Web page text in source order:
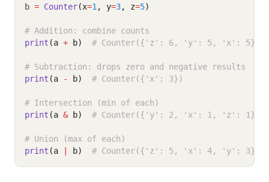
b = Counter(x=1 , y=3, z=5)
# Addition: combine counts
print (a + b) # Counter({'z': 6, 'y': 5, 'x': 5})
# Subtraction: drops zero and negative results
print (a - b) # Counter({'x': 3})
# Intersection (min of each)
print (a & b) # Counter({'y': 2, 'x': 1, 'z': 1})
# Union (max of each)
print (a b) # Counter({'z': 5, 'x': 4, 'y': 3})